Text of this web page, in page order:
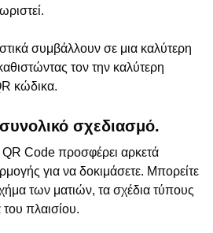
συμβάλλουν σε μια καλύτερη
τον την καλύτερη
κώδικα.
σχεδιασμό.
Code προσφέρει αρκετά
για να δοκιμάσετε. Μπορείτε
των ματιών, τα σχέδια τύπους
πλαισίου.